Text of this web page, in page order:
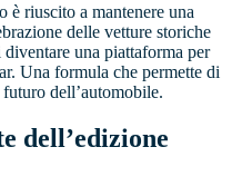
riuscito a mantenere una
delle vetture storiche
una piattaforma per
Una formula che permette di
dell’automobile.
dell’edizione